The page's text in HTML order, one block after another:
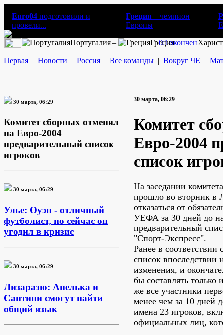
Euro04 подготовили и
провели...
Греция – чемпион
Европы
Португалия – Греция
0:1окончен
Первая | Новости | Россия | Все команды | Вокруг ЧЕ |
30 марта, 06:29
Комитет сборных отменил
на Евро-2004
предварительный список
игроков
30 марта, 06:29
Улье: Оуэн - отличный
футболист, но сейчас он
угодил в кризис
30 марта, 06:29
Лизаразю: Анелька и
Сантини смогут найти
общий язык
30 марта, 06:29
Комитет
Евро-2004
список
На заседании
прошло во вторник в
отказаться от
УЕФА за 30 дней до
предварительный
"Спорт-Экспресс".
Ранее в соответствии
список впоследствии
изменения, и
бы составлять только
же все участники
менее чем за 10 дней
имена 23 игроков,
официальных лиц,